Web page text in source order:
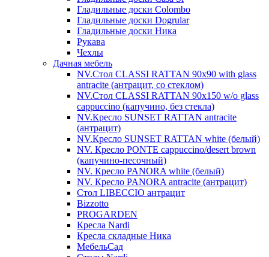
Гладильные доски Colombo
Гладильные доски Dogrular
Гладильные доски Ника
Рукава
Чехлы
Дачная мебель
NV.Стол CLASSI RATTAN 90х90 with glass
antracite (антрацит, со стеклом)
NV.Стол CLASSI RATTAN 90х150 w/o glass
cappuccino (капучино, без стекла)
NV.Кресло SUNSET RATTAN antracite
(антрацит)
NV.Кресло SUNSET RATTAN white (белый)
NV. Кресло PONTE cappuccino/desert brown
(капучино-песочный)
NV. Кресло PANORA white (белый)
NV. Кресло PANORA antracite (антрацит)
Стол LIBECCIO антрацит
Bizzotto
PROGARDEN
Кресла Nardi
Кресла складные Ника
МебельСад